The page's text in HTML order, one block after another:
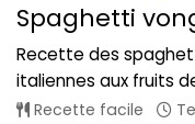
Spaghetti
Recette des
italiennes aux fruits
Recette facile